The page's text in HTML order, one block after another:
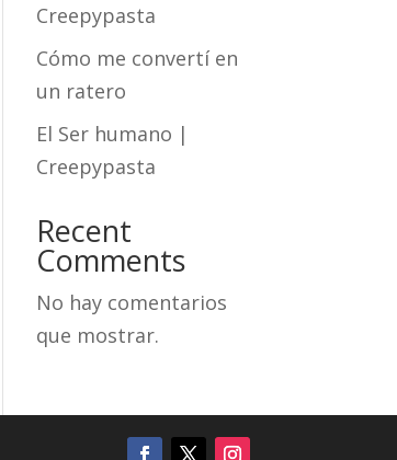
Creepypasta
Cómo me convertí en
un ratero
El Ser humano |
Creepypasta
Recent
Comments
No hay comentarios
que mostrar.